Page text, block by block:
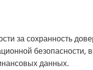
за сохранность
данных.